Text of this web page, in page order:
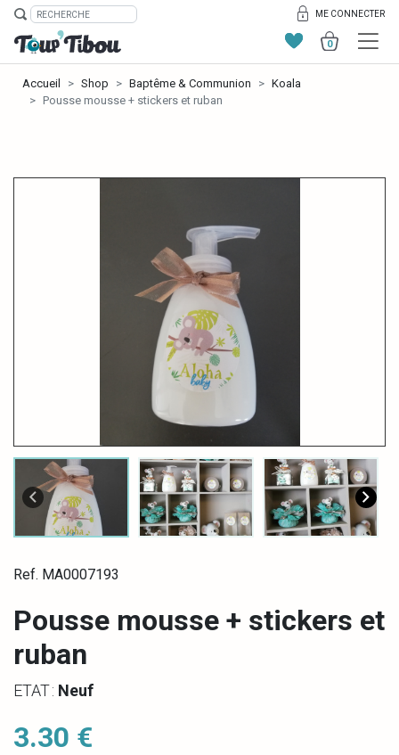
ME CONNECTER
0
Accueil Shop Baptême & Communion
Koala
Pousse mousse + stickers et ruban
Ref. MA0007193
Pousse mousse + stickers et
ruban
ETAT : Neuf
3.30 €